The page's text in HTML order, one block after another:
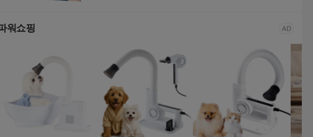
워쇼핑